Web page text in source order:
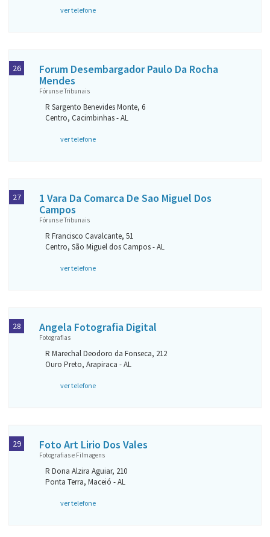
ver telefone
Forum Desembargador Paulo Da Rocha
Mendes
Fóruns e Tribunais
R Sargento Benevides Monte, 6
Centro, Cacimbinhas - AL
ver telefone
26
1 Vara Da Comarca De Sao Miguel Dos
Campos
Fóruns e Tribunais
R Francisco Cavalcante, 51
Centro, São Miguel dos Campos - AL
ver telefone
27
Angela Fotografia Digital
Fotografias
R Marechal Deodoro da Fonseca, 212
Ouro Preto, Arapiraca - AL
ver telefone
28
Foto Art Lirio Dos Vales
Fotografias e Filmagens
R Dona Alzira Aguiar, 210
Ponta Terra, Maceió - AL
ver telefone
29